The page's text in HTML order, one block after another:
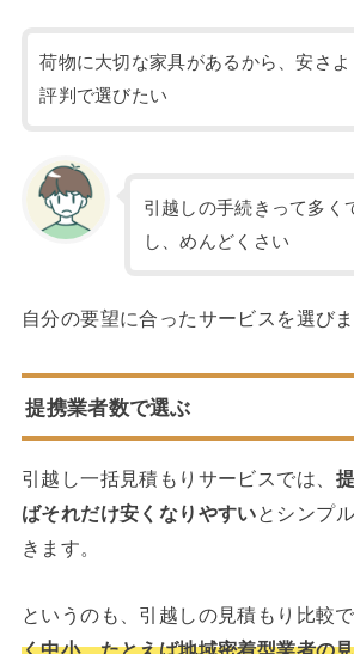
荷物に大切な家具があるから、安さよ
評判で選びたい
引越しの手続きって多く
し、めんどくさい
自分の要望に合ったサービスを選びま
提携業者数で選ぶ
引越し一括見積もりサービスでは、
ばそれだけ安くなりやすいとシンプ
きます。
というのも、引越しの見積もり比較
く中小、たとえば地域密着型業者の